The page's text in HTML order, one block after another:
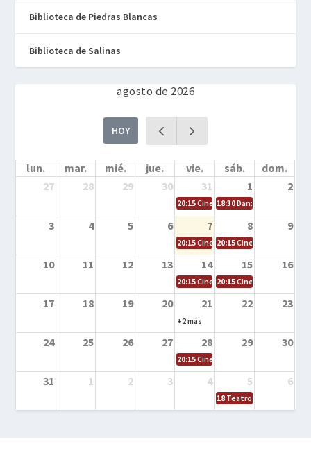
Biblioteca de Piedras Blancas
Biblioteca de Salinas
agosto de 2026
HOY
lun. mar. mié. jue. vie. sáb.
dom.
27
28 29 30 31 1 2
20:15Cine en la calle – Cómo
18:30Danza – Cita en el
3 4 5 6 7 8 9
20:15Cine en la calle – El niño y la
20:15Cine en la calle –
10 11 12 13 14 15 16
20:15Cine en la calle – Tortugas
20:15Cine en la calle –
17 18 19 20 21 22 23
+2 más
24 25 26 27 28 29 30
20:15Cine en el calle – Tintín y el
31 1 2 3 4 5 6
18 Teatro – Tres